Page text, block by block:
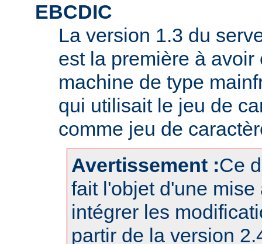
EBCDIC
La version 1.3 du
est la première à
machine de type
qui utilisait le jeu de
comme jeu de
Avertissement :Ce
fait l'objet d'une mise
intégrer les
partir de la version